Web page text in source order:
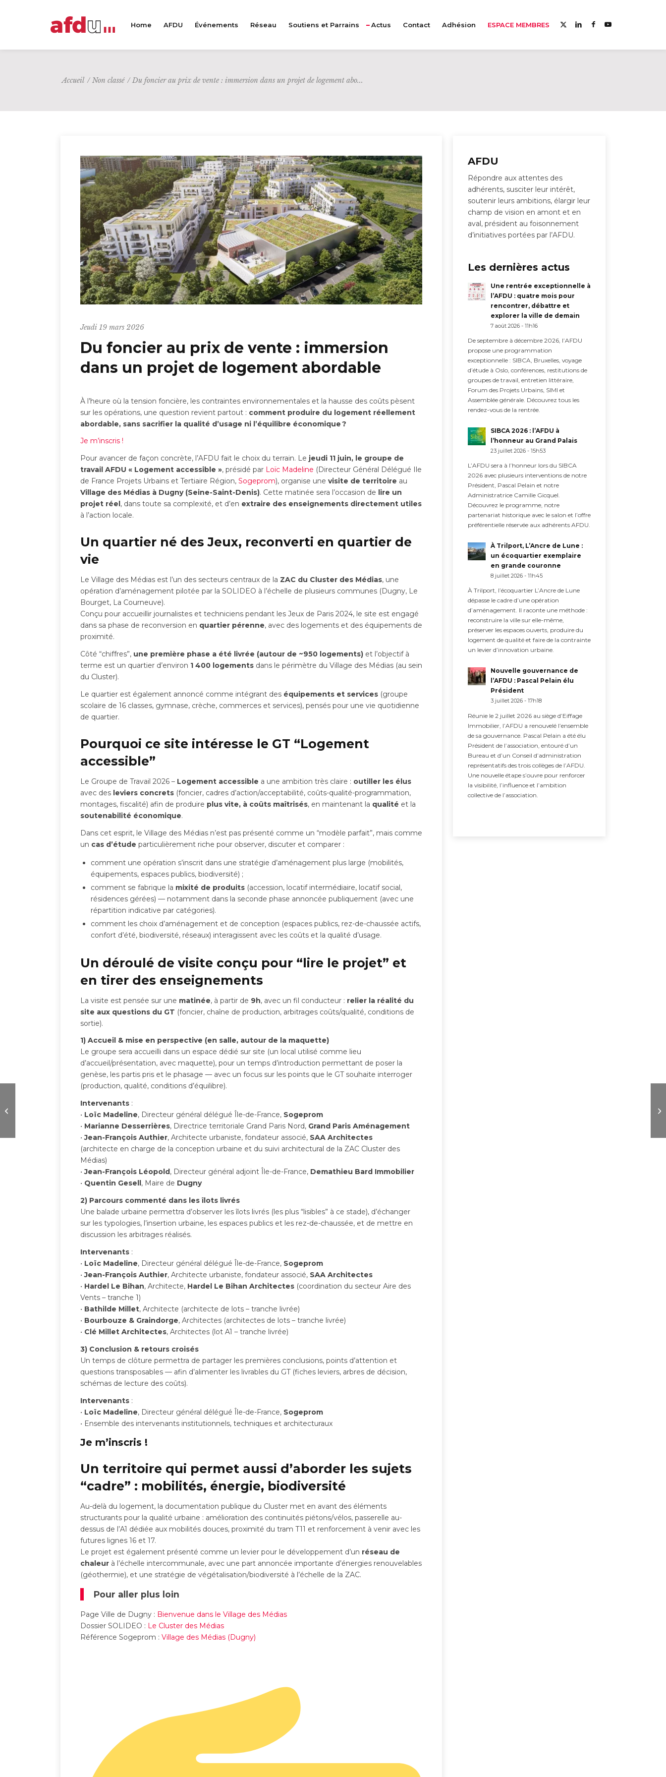
Home AFDU Événements Réseau Soutiens et Parrains Actus Contact Adhésion ESPACE MEMBRES
Accueil / Non classé / Du foncier au prix de vente : immersion dans un projet de logement abo...
Jeudi 19 mars 2026
Du foncier au prix de vente : immersion
dans un projet de logement abordable
À l’heure où la tension foncière, les contraintes environnementales et la hausse des coûts pèsent
sur les opérations, une question revient partout : comment produire du logement réellement
abordable, sans sacrifier la qualité d’usage ni l’équilibre économique ?
Je m’inscris !
Pour avancer de façon concrète, l’AFDU fait le choix du terrain. Le jeudi 11 juin, le groupe de
travail AFDU « Logement accessible », présidé par Loïc Madeline (Directeur Général Délégué Ile
de France Projets Urbains et Tertiaire Région, Sogeprom), organise une visite de territoire au
Village des Médias à Dugny (Seine-Saint-Denis). Cette matinée sera l’occasion de lire un
projet réel , dans toute sa complexité, et d’en extraire des enseignements directement utiles
à l’action locale.
Un quartier né des Jeux, reconverti en quartier de
vie
Le Village des Médias est l’un des secteurs centraux de la ZAC du Cluster des Médias, une
opération d’aménagement pilotée par la SOLIDEO à l’échelle de plusieurs communes (Dugny, Le
Bourget, La Courneuve).
Conçu pour accueillir journalistes et techniciens pendant les Jeux de Paris 2024, le site est engagé
dans sa phase de reconversion en quartier pérenne, avec des logements et des équipements de
proximité.
Côté “chiffres”, une première phase a été livrée (autour de ~950 logements) et l’objectif à
terme est un quartier d’environ 1 400 logements dans le périmètre du Village des Médias (au sein
du Cluster).
Le quartier est également annoncé comme intégrant des équipements et services (groupe
scolaire de 16 classes, gymnase, crèche, commerces et services), pensés pour une vie quotidienne
de quartier.
Pourquoi ce site intéresse le GT “Logement
accessible”
Le Groupe de Travail 2026 – Logement accessible a une ambition très claire : outiller les élus
avec des leviers concrets (foncier, cadres d’action/acceptabilité, coûts-qualité-programmation,
montages, fiscalité) afin de produire plus vite, à coûts maîtrisés, en maintenant la qualité et la
soutenabilité économique.
Dans cet esprit, le Village des Médias n’est pas présenté comme un “modèle parfait”, mais comme
un cas d’étude particulièrement riche pour observer, discuter et comparer :
comment une opération s’inscrit dans une stratégie d’aménagement plus large (mobilités,
équipements, espaces publics, biodiversité) ;
comment se fabrique la mixité de produits (accession, locatif intermédiaire, locatif social,
résidences gérées) — notamment dans la seconde phase annoncée publiquement (avec une
répartition indicative par catégories).
comment les choix d’aménagement et de conception (espaces publics, rez-de-chaussée actifs,
confort d’été, biodiversité, réseaux) interagissent avec les coûts et la qualité d’usage.
Un déroulé de visite conçu pour “lire le projet” et
en tirer des enseignements
La visite est pensée sur une matinée, à partir de 9h, avec un fil conducteur : relier la réalité du
site aux questions du GT (foncier, chaîne de production, arbitrages coûts/qualité, conditions de
sortie).
1) Accueil & mise en perspective (en salle, autour de la maquette)
Le groupe sera accueilli dans un espace dédié sur site (un local utilisé comme lieu
d’accueil/présentation, avec maquette), pour un temps d’introduction permettant de poser la
genèse, les partis pris et le phasage — avec un focus sur les points que le GT souhaite interroger
(production, qualité, conditions d’équilibre).
Intervenants :
• Loïc Madeline, Directeur général délégué Île-de-France, Sogeprom
• Marianne Desserrières, Directrice territoriale Grand Paris Nord, Grand Paris Aménagement
•Jean-François Authier, Architecte urbaniste, fondateur associé, SAA Architectes
(architecte en charge de la conception urbaine et du suivi architectural de la ZAC Cluster des
Médias)
•Jean-François Léopold , Directeur général adjoint Île-de-France, Demathieu Bard Immobilier
• Quentin Gesell , Maire de Dugny
2) Parcours commenté dans les îlots livrés
Une balade urbaine permettra d’observer les îlots livrés (les plus “lisibles” à ce stade), d’échanger
sur les typologies, l’insertion urbaine, les espaces publics et les rez-de-chaussée, et de mettre en
discussion les arbitrages réalisés.
Intervenants :
• Loïc Madeline, Directeur général délégué Île-de-France, Sogeprom
•Jean-François Authier, Architecte urbaniste, fondateur associé, SAA Architectes
• Hardel Le Bihan, Architecte, Hardel Le Bihan Architectes (coordination du secteur Aire des
Vents – tranche 1)
• Bathilde Millet, Architecte (architecte de lots – tranche livrée)
• Bourbouze & Graindorge, Architectes (architectes de lots – tranche livrée)
• Clé Millet Architectes, Architectes (lot A1 – tranche livrée)
3) Conclusion & retours croisés
Un temps de clôture permettra de partager les premières conclusions, points d’attention et
questions transposables — afin d’alimenter les livrables du GT (fiches leviers, arbres de décision,
schémas de lecture des coûts).
Intervenants :
• Loïc Madeline, Directeur général délégué Île-de-France, Sogeprom
• Ensemble des intervenants institutionnels, techniques et architecturaux
Je m’inscris !
Un territoire qui permet aussi d’aborder les sujets
“cadre” : mobilités, énergie, biodiversité
Au-delà du logement, la documentation publique du Cluster met en avant des éléments
structurants pour la qualité urbaine : amélioration des continuités piétons/vélos, passerelle au-
dessus de l’A1 dédiée aux mobilités douces, proximité du tram T11 et renforcement à venir avec les
futures lignes 16 et 17.
Le projet est également présenté comme un levier pour le développement d’un réseau de
chaleur à l’échelle intercommunale, avec une part annoncée importante d’énergies renouvelables
(géothermie), et une stratégie de végétalisation/biodiversité à l’échelle de la ZAC.
Pour aller plus loin
Page Ville de Dugny : Bienvenue dans le Village des Médias
Dossier SOLIDEO : Le Cluster des Médias
Référence Sogeprom : Village des Médias (Dugny)
AFDU
Répondre aux attentes des
adhérents, susciter leur intérêt,
soutenir leurs ambitions, élargir leur
champ de vision en amont et en
aval, président au foisonnement
d’initiatives portées par l’AFDU.
Les dernières actus
Une rentrée exceptionnelle à
l’AFDU : quatre mois pour
rencontrer, débattre et
explorer la ville de demain
7 août 2026 - 11h16
De septembre à décembre 2026, l’AFDU
propose une programmation
exceptionnelle : SIBCA, Bruxelles, voyage
d’étude à Oslo, conférences, restitutions de
groupes de travail, entretien littéraire,
Forum des Projets Urbains, SIMI et
Assemblée générale. Découvrez tous les
rendez-vous de la rentrée.
SIBCA 2026 : l’AFDU à
l’honneur au Grand Palais
23 juillet 2026 - 15h53
L’AFDU sera à l’honneur lors du SIBCA
2026 avec plusieurs interventions de notre
Président, Pascal Pelain et notre
Administratrice Camille Gicquel.
Découvrez le programme, notre
partenariat historique avec le salon et l’offre
préférentielle réservée aux adhérents AFDU.
À Trilport, L’Ancre de Lune :
un écoquartier exemplaire
en grande couronne
8 juillet 2026 - 11h45
À Trilport, l’écoquartier L’Ancre de Lune
dépasse le cadre d’une opération
d’aménagement. Il raconte une méthode :
reconstruire la ville sur elle-même,
préserver les espaces ouverts, produire du
logement de qualité et faire de la contrainte
un levier d’innovation urbaine.
Nouvelle gouvernance de
l’AFDU : Pascal Pelain élu
Président
3 juillet 2026 - 17h18
Réunie le 2 juillet 2026 au siège d’Eiffage
Immobilier, l’AFDU a renouvelé l’ensemble
de sa gouvernance. Pascal Pelain a été élu
Président de l’association, entouré d’un
Bureau et d’un Conseil d’administration
représentatifs des trois collèges de l’AFDU.
Une nouvelle étape s’ouvre pour renforcer
la visibilité, l’influence et l’ambition
collective de l’association.